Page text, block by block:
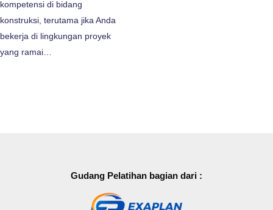
kompetensi di bidang
konstruksi, terutama jika Anda
bekerja di lingkungan proyek
yang ramai…
Gudang Pelatihan bagian dari :